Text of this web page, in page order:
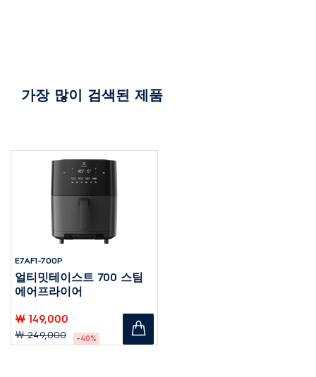
가장 많이 검색된 제품
E7AF1-700P
얼티밋테이스트 700 스팀
에어프라이어
￦ 149,000
￦ 249,000 -40%